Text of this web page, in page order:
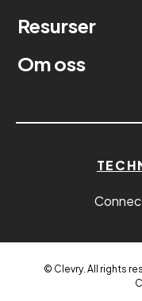
Resurser
Om oss
© Clevry. All rights